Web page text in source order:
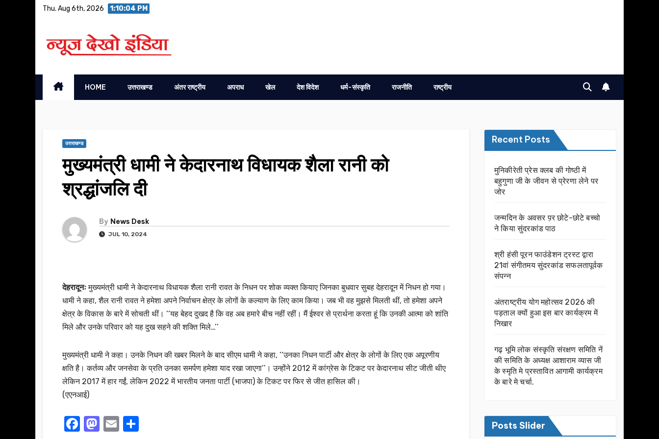
Thu. Aug 6th, 2026 1:10:05 PM
HOME उत्तराखण्ड अंतर राष्ट्रीय अपराध खेल देश विदेश धर्म-संस्कृति राजनीति राष्ट्रीय
उत्तराखण्ड
मुख्यमंत्री धामी ने केदारनाथ विधायक शैला रानी को
श्रद्धांजलि दी
By News Desk
JUL 10, 2024
देहरादूनःमुख्यमंत्री धामी ने केदारनाथ विधायक शैला रानी रावत के निधन पर शोक व्यक्त कियाए जिनका बुधवार सुबह देहरादून में निधन हो गया।
धामी ने कहा, शैल रानी रावत ने हमेशा अपने निर्वाचन क्षेत्र के लोगों के कल्याण के लिए काम किया। जब भी वह मुझसे मिलती थीं, तो हमेशा अपने
क्षेत्र के विकास के बारे में सोचती थीं। ‘‘यह बेहद दुखद है कि वह अब हमारे बीच नहीं रहीं। मैं ईश्वर से प्रार्थना करता हूं कि उनकी आत्मा को शांति
मिले और उनके परिवार को यह दुख सहने की शक्ति मिले…’’
मुख्यमंत्री धामी ने कहा। उनके निधन की खबर मिलने के बाद सीएम धामी ने कहा, ‘‘उनका निधन पार्टी और क्षेत्र के लोगों के लिए एक अपूरणीय
क्षति है। कर्तव्य और जनसेवा के प्रति उनका समर्पण हमेशा याद रखा जाएगा’’। उन्होंने 2012 में कांग्रेस के टिकट पर केदारनाथ सीट जीती थीए
लेकिन 2017 में हार गईं, लेकिन 2022 में भारतीय जनता पार्टी (भाजपा) के टिकट पर फिर से जीत हासिल की। ​​
(एएनआई)
F
M E
Recent Posts
मुनिकीरेती प्रेस क्लब की गोष्ठी में
बहुगुणा जी के जीवन से प्रेरणा लेने पर
जोर
जन्मदिन के अवसर प़र छोटे-छोटे बच्चो
ने किया सुंदरकांड पाठ
श्री हंसी पूरन फाउंडेशन ट्रस्ट द्वारा
21वां संगीतमय सुंदरकांड सफलतापूर्वक
संपन्न
अंतराष्ट्रीय योग महोत्सव 2026 की
पड़ताल क्यों हुआ इस बार कार्यक्रम में
निखार
गढ़ भूमि लोक संस्कृति संरक्षण समिति नें
की समिति के अध्यक्ष आशाराम व्यास जी
के स्मृति मे प्रस्तावित आगामी कार्यक्रम
के बारे मे चर्चा.
Posts Slider